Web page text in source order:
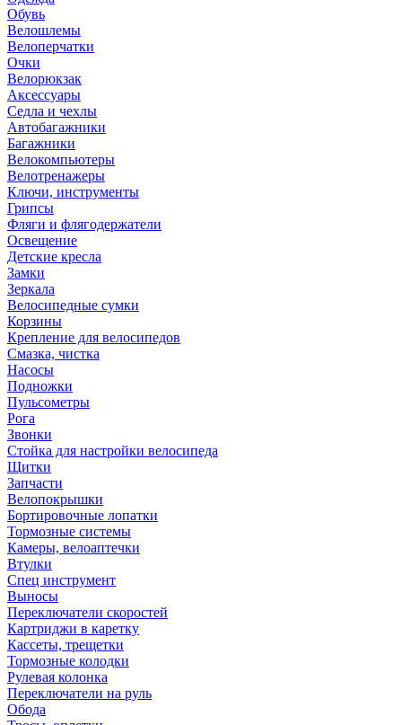
Обувь
Велошлемы
Велоперчатки
Очки
Велорюкзак
Аксессуары
Седла и чехлы
Автобагажники
Багажники
Велокомпьютеры
Велотренажеры
Ключи, инструменты
Грипсы
Фляги и флягодержатели
Освещение
Детские кресла
Замки
Зеркала
Велосипедные сумки
Корзины
Крепление для велосипедов
Смазка, чистка
Насосы
Подножки
Пульсометры
Рога
Звонки
Стойка для настройки велосипеда
Щитки
Запчасти
Велопокрышки
Бортировочные лопатки
Тормозные системы
Камеры, велоаптечки
Втулки
Спец инструмент
Выносы
Переключатели скоростей
Картриджи в каретку
Кассеты, трещетки
Тормозные колодки
Рулевая колонка
Переключатели на руль
Обода